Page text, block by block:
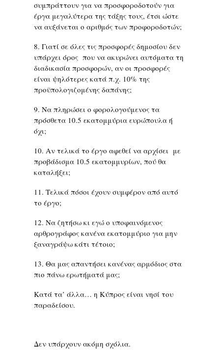
συμπράττουν για να προσφοροδοτούν για
έργα μεγαλύτερα της τάξης τους, έτσι ώστε
να αυξάνεται ο αριθμός των προφοροδοτών;
8. Γιατί σε όλες τις προσφορές δημοσίου δεν
υπάρχει όρος που να ακυρώνει αυτόματα τη
διαδικασία προσφορών, αν οι προσφορές
είναι ψηλότερες κατά π.χ. 10% της
προϋπολογιζομένης δαπάνης;
9. Να πληρώσει ο φορολογούμενος τα
πρόσθετα 10.5 εκατομμύρια ευρώπουλα ή
όχι;
10. Αν τελικά το έργο αφεθεί να αρχίσει με
προβάδισμα 10.5 εκατομμυρίων, πού θα
καταλήξει;
11. Τελικά πόσοι έχουν συμφέρον από αυτό
το έργο;
12. Να ζητήσω κι εγώ ο υποφαινόμενος
αρθρογράφος κανένα εκατομμύριο για μην
ξαναγράψω κάτι τέτοιο;
13. Θα μας απαντήσει κανένας αρμόδιος στα
πιο πάνω ερωτήματά μας;
Κατά τα’ άλλα… η Κύπρος είναι νησί του
παραδείσου.
Δεν υπάρχουν ακόμη σχόλια.